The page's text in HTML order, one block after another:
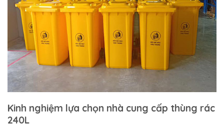
Kinh nghiệm lựa chọn nhà cung cấp thùng rác
240L